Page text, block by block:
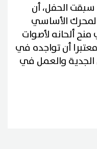
سبقت الحفل، أن
المحرك الأساسي
منح ألحانه لأصوات
أن تواجده في
والعمل في